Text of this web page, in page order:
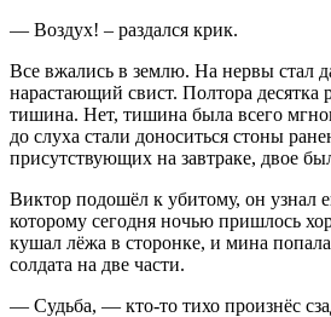
— Воздух! – раздался крик.
Все вжались в землю. На нервы стал
нарастающий свист. Полтора
тишина. Нет, тишина была всего
до слуха стали доноситься стоны
присутствующих на завтраке, двое
Виктор подошёл к убитому, он узнал
которому сегодня ночью пришлось
кушал лёжа в сторонке, и мина
солдата на две части.
— Судьба, — кто-то тихо произнёс